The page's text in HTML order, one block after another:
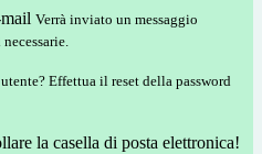
Verrà inviato un messaggio
Effettua il reset della password
la casella di posta elettronica!